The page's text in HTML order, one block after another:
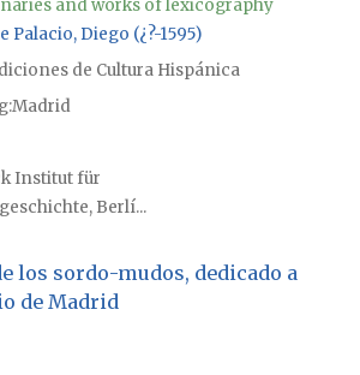
and works of lexicography
Palacio, Diego (¿?-1595)
de Cultura Hispánica
Madrid
Institut für
Berlí...
los sordo-mudos, dedicado a
de Madrid